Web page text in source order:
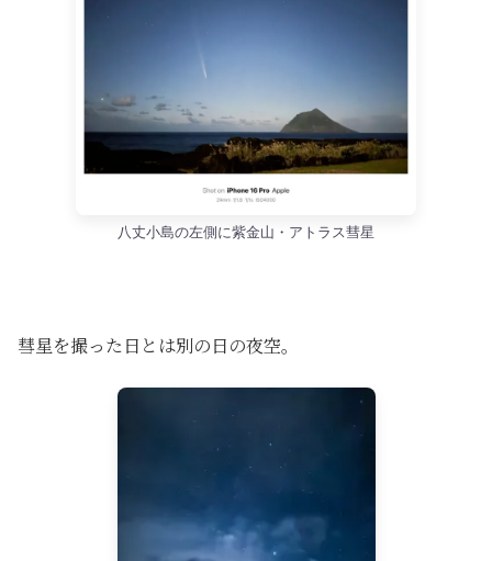
八丈小島の左側に紫金山・アトラス彗星
彗星を撮った日とは別の日の夜空。